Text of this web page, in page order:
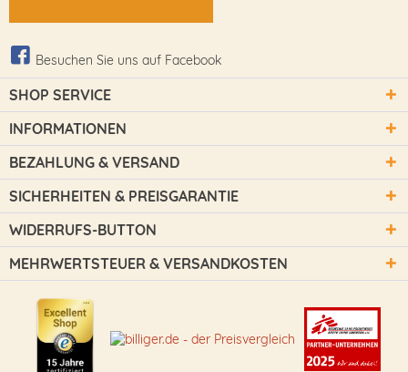
Besuchen Sie uns auf Facebook
SHOP SERVICE
INFORMATIONEN
BEZAHLUNG & VERSAND
SICHERHEITEN & PREISGARANTIE
WIDERRUFS-BUTTON
MEHRWERTSTEUER & VERSANDKOSTEN